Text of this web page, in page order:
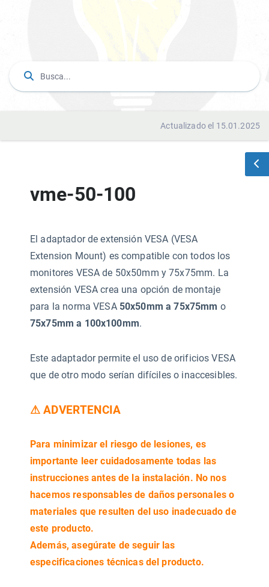
VESA
Actualizado el 15.01.2025
vme-50-100
El adaptador de extensión VESA (VESA
Extension Mount) es compatible con todos los
monitores VESA de 50x50mm y 75x75mm. La
extensión VESA crea una opción de montaje
para la norma VESA 50x50mm a 75x75mm o
75x75mm a 100x100mm.
Este adaptador permite el uso de orificios VESA
que de otro modo serían difíciles o inaccesibles.
⚠ ADVERTENCIA
Para minimizar el riesgo de lesiones, es
importante leer cuidadosamente todas las
instrucciones antes de la instalación. No nos
hacemos responsables de daños personales o
materiales que resulten del uso inadecuado de
este producto.
Además, asegúrate de seguir las
especificaciones técnicas del producto.